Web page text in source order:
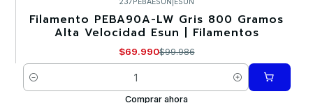
-30%
Filamento PEBA90A-LW Gris 800 Gramos
Alta Velocidad Esun | Filamentos
$69.990$99.986
Cantidad
Comprar ahora